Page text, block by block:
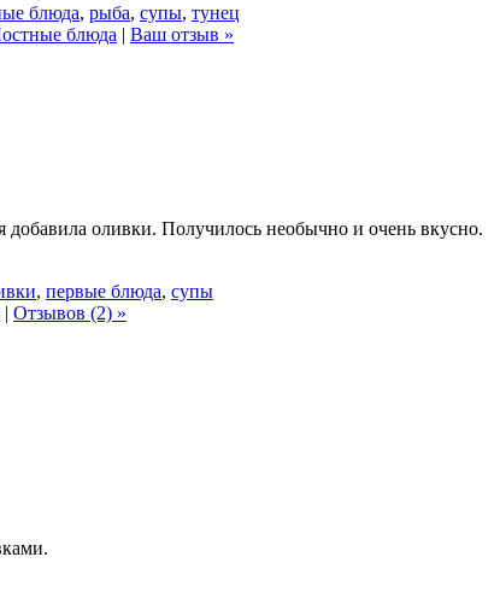
блюда, рыба, супы, тунец
блюда | Ваш отзыв »
оливки. Получилось необычно и очень вкусно.
, первые блюда, супы
| Отзывов (2) »